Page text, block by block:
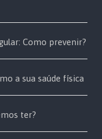
Como prevenir?
a sua saúde física
ter?